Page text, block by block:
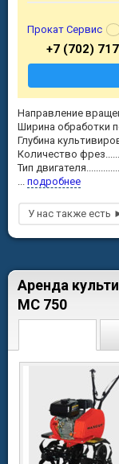
Направление
Ширина обработки
Глубина
Количество
Тип
... подробнее
Прокат Сервис
+7 (702)
Аренда
MC 750